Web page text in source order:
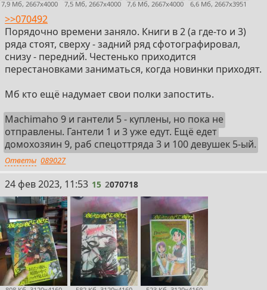
7,9 Мб, 2667x4000 7,5 Мб, 2667x4000 7,6 Мб, 2667x4000 6,6 Мб, 2667x3951
>>070492
Порядочно времени заняло. Книги в 2 (а где-то и 3)
ряда стоят, сверху - задний ряд сфотографировал,
снизу - передний. Честенько приходится
перестановками заниматься, когда новинки приходят.
Мб кто ещё надумает свои полки запостить.
Machimaho 9 и гантели 5 - куплены, но пока не
отправлены. Гантели 1 и 3 уже едут. Ещё едет
домохозяин 9, раб спецоттряда 3 и 100 девушек 5-ый.
Ответы 089027
15
24 фев 2023, 11:53 15 2070718